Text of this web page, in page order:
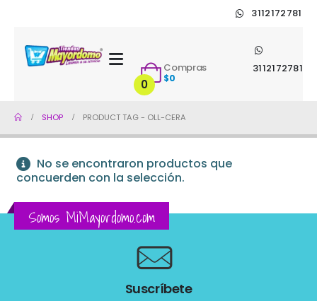
3112172781
3112172781
0
Compras
$0
SHOP PRODUCT TAG - OLL-CERA
No se encontraron productos que
concuerden con la selección.
Somos MiMayordomo.com
Suscríbete